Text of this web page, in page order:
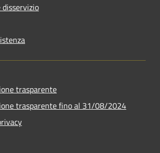
disservizio
trasparente
trasparente fino al 31/08/2024